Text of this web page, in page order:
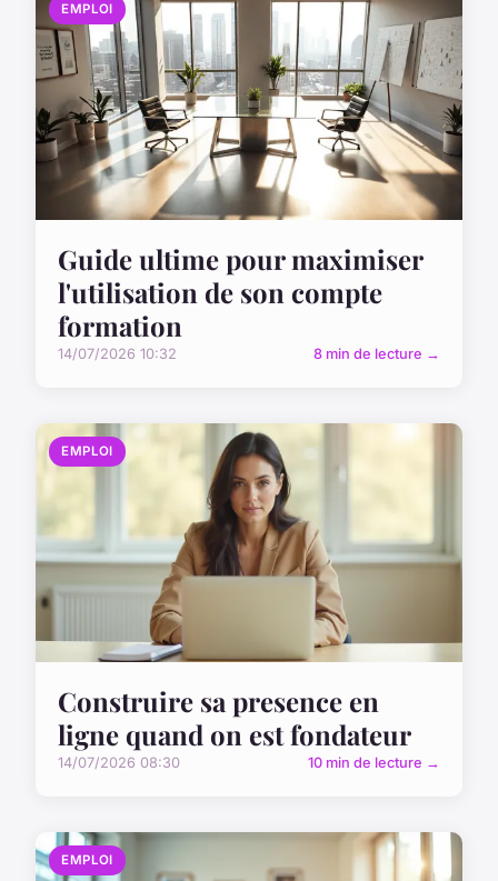
EMPLOI
Guide ultime pour maximiser
l'utilisation de son compte
formation
14/07/2026 10:32 8 min de lecture →
EMPLOI
Construire sa presence en
ligne quand on est fondateur
14/07/2026 08:30 10 min de lecture →
EMPLOI